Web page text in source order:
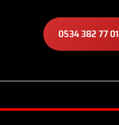
0534 382 77 01